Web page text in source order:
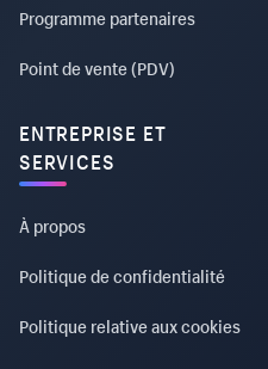
Programme partenaires
Point de vente (PDV)
ENTREPRISE ET
SERVICES
À propos
Politique de confidentialité
Politique relative aux cookies